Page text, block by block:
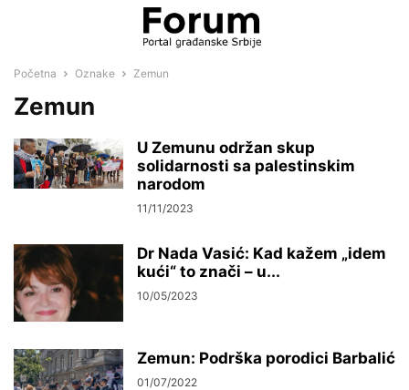
Početna Oznake Zemun
Zemun
U Zemunu održan skup
solidarnosti sa palestinskim
narodom
11/11/2023
Dr Nada Vasić: Kad kažem „idem
kući“ to znači – u...
10/05/2023
Zemun: Podrška porodici Barbalić
01/07/2022